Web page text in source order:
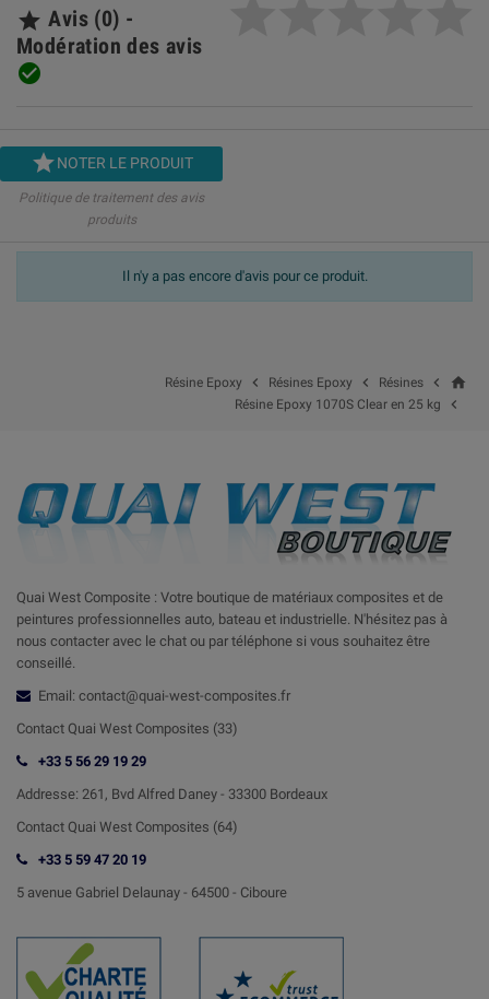
 Avis (0) -
Modération des avis

NOTER LE PRODUIT
Politique de traitement des avis
produits
Il n'y a pas encore d'avis pour ce produit.
home

Résines

Résines Epoxy

Résine Epoxy

Résine Epoxy 1070S Clear en 25 kg
Quai West Composite : Votre boutique de matériaux composites et de
peintures professionnelles auto, bateau et industrielle. N'hésitez pas à
nous contacter avec le chat ou par téléphone si vous souhaitez être
conseillé.
Email: contact@quai-west-composites.fr
Contact Quai West Composites (33)
+33 5 56 29 19 29
Addresse: 261, Bvd Alfred Daney - 33300 Bordeaux
Contact Quai West Composites (64)
+33 5 59 47 20 19
5 avenue Gabriel Delaunay - 64500 - Ciboure